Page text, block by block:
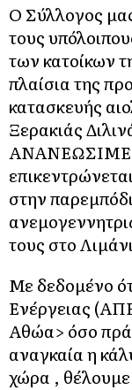
Ο Σύλλογος
τους
των κατοίκων
πλαίσια της
κατασκευής
Ξερακιάς
ΑΝΑΝΕΩΣΙΜΕΣ
στην
τους στο
Με δεδομένο
Ενέργειας
Αθώα> όσο
αναγκαία η
χώρα ,